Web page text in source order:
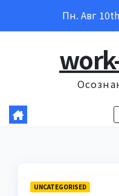
Пн. Авг
UNCATEGORISED